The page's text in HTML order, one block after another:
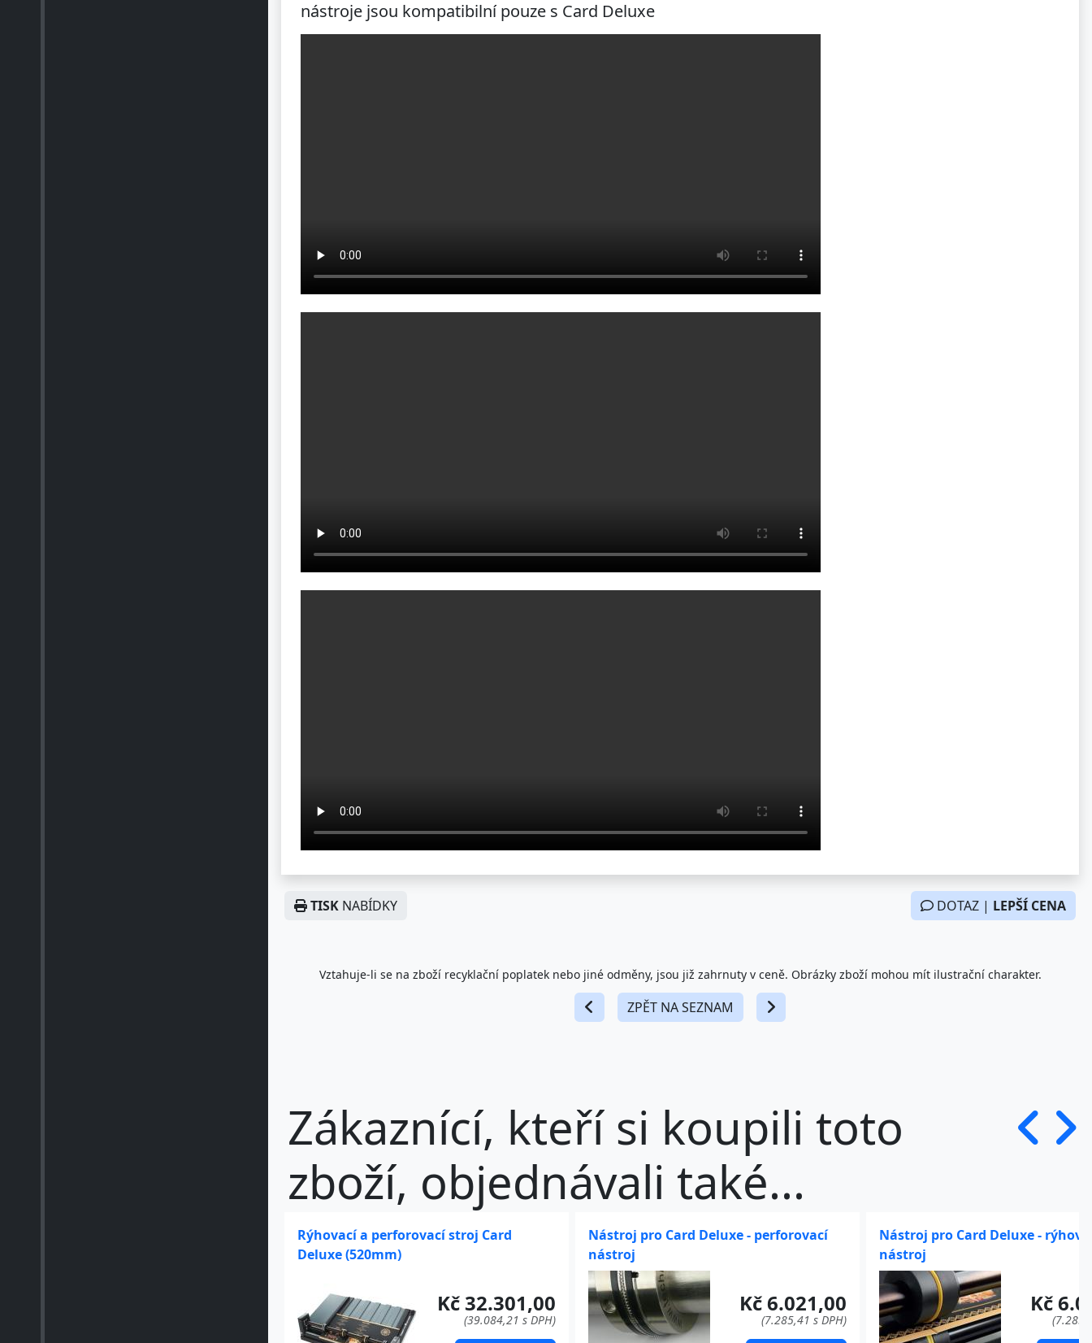
nástroje jsou kompatibilní pouze s Card Deluxe
TISK NABÍDKY DOTAZ | LEPŠÍ CENA
Vztahuje-li se na zboží recyklační poplatek nebo jiné odměny, jsou již zahrnuty v ceně. Obrázky zboží mohou mít ilustrační charakter.
ZPĚT NA SEZNAM
Zákaznící, kteří si koupili toto
zboží, objednávali také...
Rýhovací a perforovací stroj Card
Deluxe (520mm)
Kč 32.301,00
(39.084,21 s DPH)
Nástroj pro Card Deluxe - perforovací
nástroj
Kč 6.021,00
(7.285,41 s DPH)
Nástroj pro Card Deluxe -
nástroj
Kč